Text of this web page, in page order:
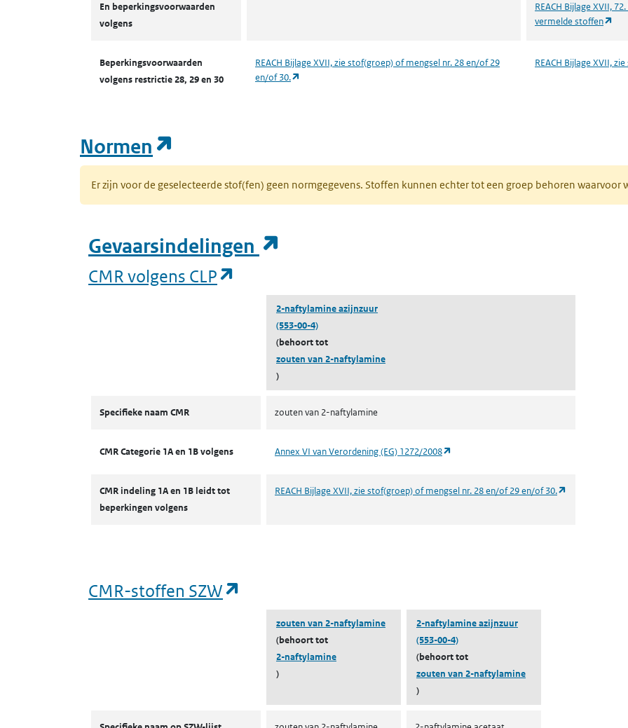
En beperkingsvoorwaarden
volgens
REACH Bijlage XVII,
vermelde stoffen
Beperkingsvoorwaarden
volgens restrictie 28, 29 en 30
REACH Bijlage XVII, zie stof(groep) of mengsel nr. 28 en/of 29
en/of 30.
REACH Bijlage XVII,
Normen
Er zijn voor de geselecteerde stof(fen) geen normgegevens. Stoffen kunnen echter tot een groep behoren waarvoor
Gevaarsindelingen
CMR volgens CLP
2-naftylamine azijnzuur
(553-00-4)
(behoort tot
zouten van 2-naftylamine
)
Specifieke naam CMR zouten van 2-naftylamine
CMR Categorie 1A en 1B volgens Annex VI van Verordening (EG) 1272/2008
CMR indeling 1A en 1B leidt tot
beperkingen volgens
REACH Bijlage XVII, zie stof(groep) of mengsel nr. 28 en/of 29 en/of 30.
CMR-stoffen SZW
zouten van 2-naftylamine
(behoort tot
2-naftylamine
)
2-naftylamine azijnzuur
(553-00-4)
(behoort tot
zouten van 2-naftylamine
)